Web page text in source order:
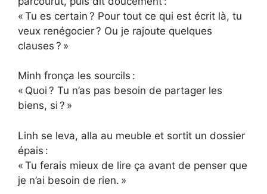
« Tu es certain ? Pour tout ce qui est écrit là, tu
veux renégocier ? Ou je rajoute quelques
clauses ? »
Minh fronça les sourcils :
« Quoi ? Tu n’as pas besoin de partager les
biens, si ? »
Linh se leva, alla au meuble et sortit un dossier
épais :
« Tu ferais mieux de lire ça avant de penser que
je n’ai besoin de rien. »